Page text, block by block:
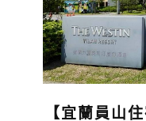
【宜蘭員山